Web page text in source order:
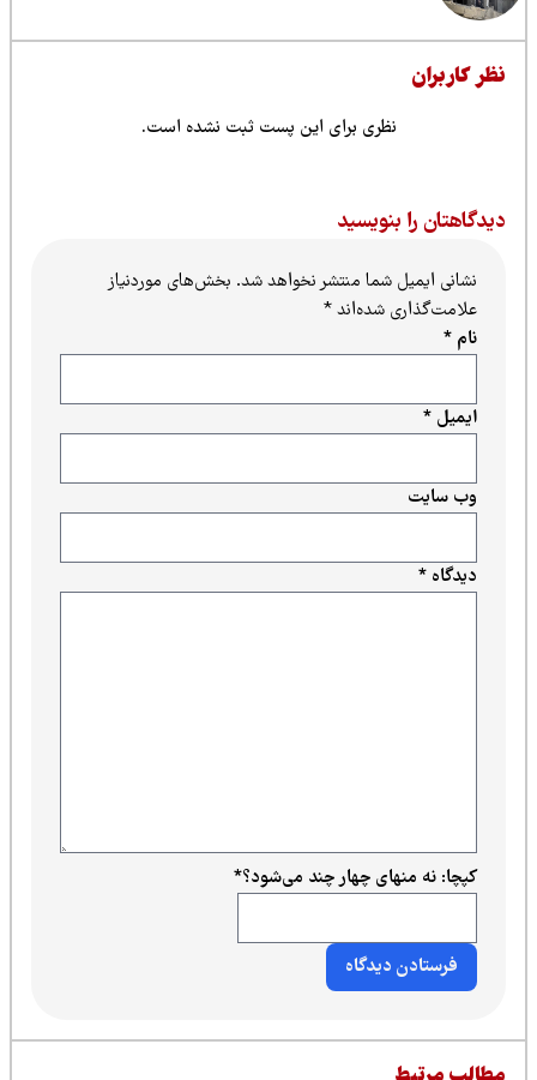
کاربران
نظری برای این پست ثبت نشده است.
را بنویسید
نشانی ایمیل شما منتشر نخواهد شد.بخش‌های موردنیاز
علامت‌گذاری شده‌اند*
دیدگاه*
ایمیل*
وب‌ سایت
کپچا: نه منهای چهار چند می‌شود؟*